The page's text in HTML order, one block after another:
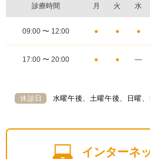
診療時間 月 火 水
09:00 〜 12:00 ● ● ●
17:00 〜 20:00 ● ● ―
休診日 水曜午後、土曜午後、日曜、
インターネ